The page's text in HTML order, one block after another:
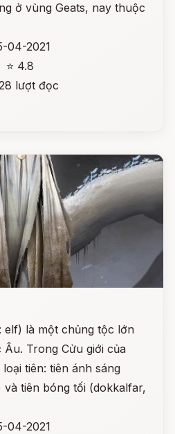
ở vùng Geats, nay thuộc
04-2021
⭐ 4.8
lượt đọc
elf) là một chủng tộc lớn
Trong Cửu giới của
tiên: tiên ánh sáng
và tiên bóng tối (dokkalfar,
04-2021